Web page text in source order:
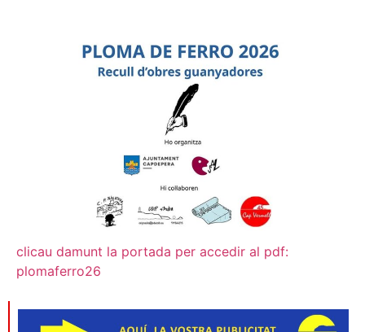
clicau damunt la portada per accedir al pdf:
plomaferro26